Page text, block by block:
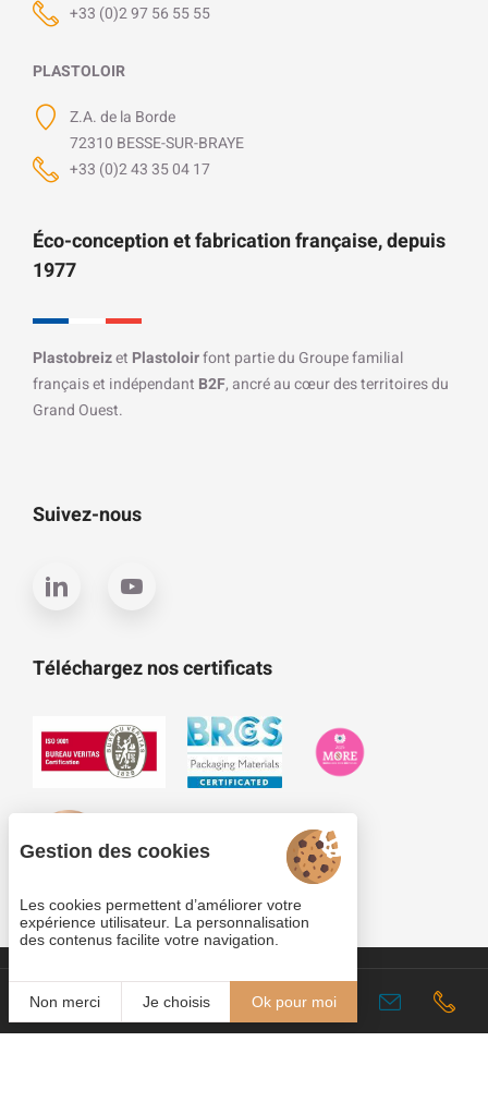
Fr
+33 (0)2 97 56 55 55
PLASTOLOIR
Z.A. de la Borde
72310 BESSE-SUR-BRAYE
+33 (0)2 43 35 04 17
Éco-conception et fabrication française, depuis
1977
Plastobreizet Plastoloirfont partie du Groupe familial
français et indépendant B2F, ancré au cœur des territoires du
Grand Ouest.
Suivez-nous
Téléchargez nos certificats
Cookies
Plan du site
Mentions légales
Gestion des cookies
Les cookies permettent d’améliorer votre
expérience utilisateur. La personnalisation
des contenus facilite votre navigation.
Non merci Je choisis Ok pour moi